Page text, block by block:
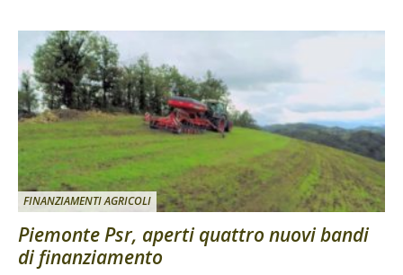
FINANZIAMENTI AGRICOLI
Piemonte Psr, aperti quattro nuovi bandi
di finanziamento